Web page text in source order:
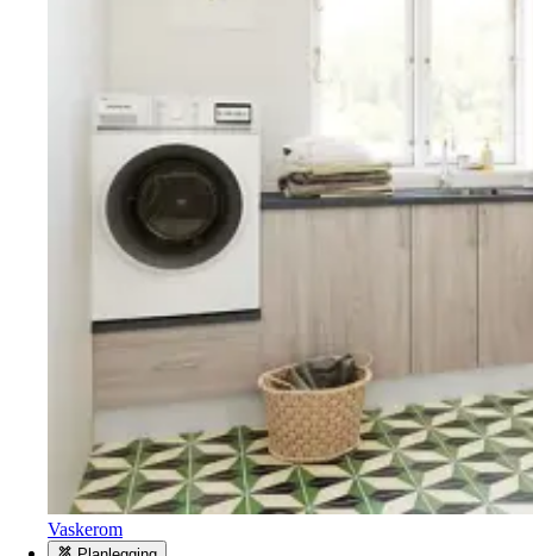
Vaskerom